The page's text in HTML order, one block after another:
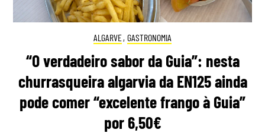
ALGARVE, GASTRONOMIA
“O verdadeiro sabor da Guia”: nesta
churrasqueira algarvia da EN125 ainda
pode comer “excelente frango à Guia”
por 6,50€